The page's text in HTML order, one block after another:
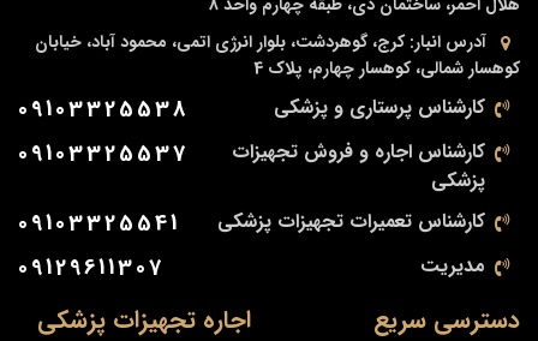
اجاره تجهیزات پزشکی دسترسی سریع
آدرس انبار: کرج، گوهردشت، بلوار انرژی اتمی، محمود آباد، خیابان
کوهسار شمالی، کوهسار چهارم، پلاک 4
کارشناس پرستاری و پزشکی 09103325538
کارشناس اجاره و فروش تجهیزات
پزشکی
09103325537
کارشناس تعمیرات تجهیزات پزشکی 09103325541
مدیریت 09129611307